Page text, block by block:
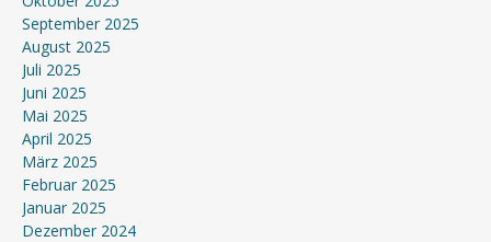
September 2025
August 2025
Juli 2025
Juni 2025
Mai 2025
April 2025
März 2025
Februar 2025
Januar 2025
Dezember 2024